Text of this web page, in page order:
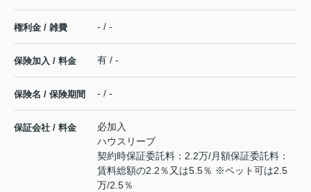
権利金 / 雑費 - / -
保険加入 / 料金 有 / -
保険名 / 保険期間 - / -
保証会社 / 料金
必加入
ハウスリーブ
契約時保証委託料：2.2万/月額保証委託料：
賃料総額の2.2％又は5.5％ ※ペット可は2.5
万/2.5％